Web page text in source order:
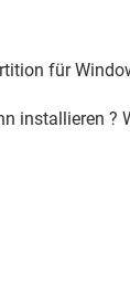
für
installieren ?